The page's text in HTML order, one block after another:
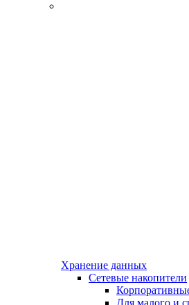
Хранение данных
Сетевые накопители
Для малого и